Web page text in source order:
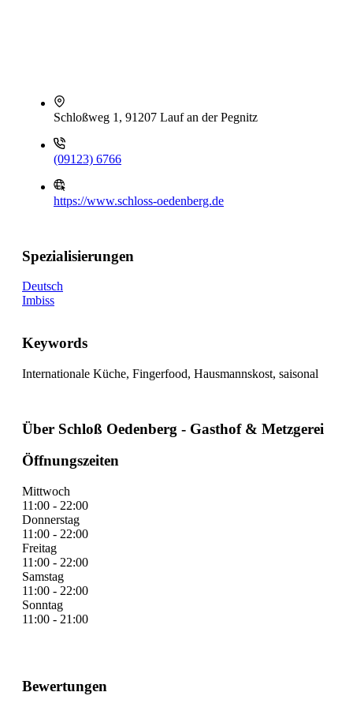
Schloßweg 1, 91207 Lauf an der Pegnitz
(09123) 6766
https://www.schloss-oedenberg.de
Spezialisierungen
Deutsch
Imbiss
Keywords
Internationale Küche, Fingerfood, Hausmannskost, saisonal
Über Schloß Oedenberg - Gasthof & Metzgerei
Öffnungszeiten
Mittwoch
11:00 - 22:00
Donnerstag
11:00 - 22:00
Freitag
11:00 - 22:00
Samstag
11:00 - 22:00
Sonntag
11:00 - 21:00
Bewertungen